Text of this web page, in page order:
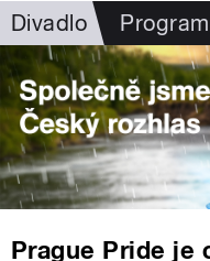
Divadlo Program
Prague Pride je